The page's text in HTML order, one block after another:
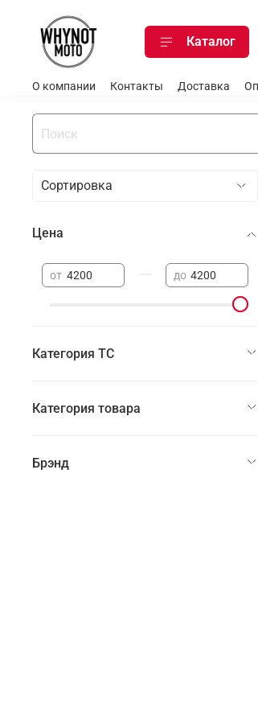
Каталог
О компании Контакты Доставка
Цена
от до
Категория ТС
Категория товара
Брэнд